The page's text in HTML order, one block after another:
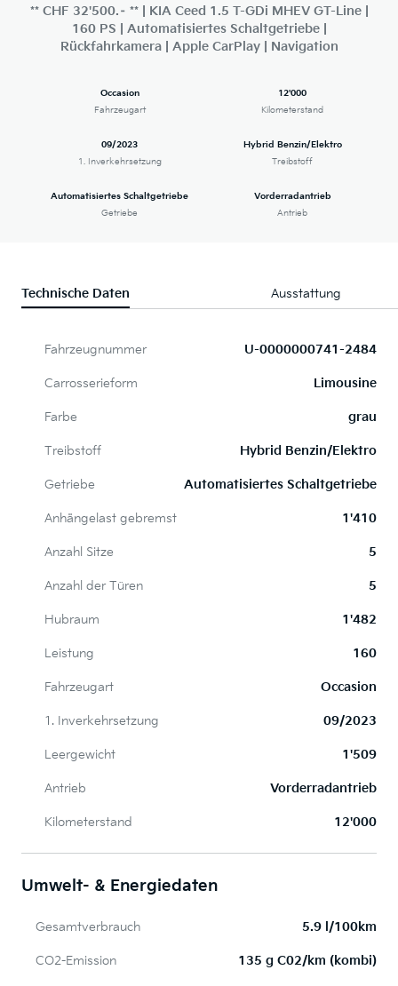
** CHF 32'500.– ** | KIA Ceed 1.5 T-GDi MHEV GT-Line |
160 PS | Automatisiertes Schaltgetriebe |
Rückfahrkamera | Apple CarPlay | Navigation
Occasion
Fahrzeugart
12'000
Kilometerstand
09/2023
1. Inverkehrsetzung
Hybrid Benzin/Elektro
Treibstoff
Automatisiertes Schaltgetriebe
Getriebe
Vorderradantrieb
Antrieb
Technische Daten Ausstattung
Fahrzeugnummer U-0000000741-2484
Carrosserieform Limousine
Farbe grau
Treibstoff Hybrid Benzin/Elektro
Getriebe Automatisiertes Schaltgetriebe
Anhängelast gebremst 1'410
Anzahl Sitze 5
Anzahl der Türen 5
Hubraum 1'482
Leistung 160
Fahrzeugart Occasion
1. Inverkehrsetzung 09/2023
Leergewicht 1'509
Antrieb Vorderradantrieb
Kilometerstand 12'000
Umwelt- & Energiedaten
Gesamtverbrauch 5.9 l/100km
CO2-Emission 135 g C02/km (kombi)